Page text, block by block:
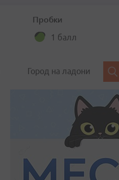
Пробки
1 балл
Город на ладони